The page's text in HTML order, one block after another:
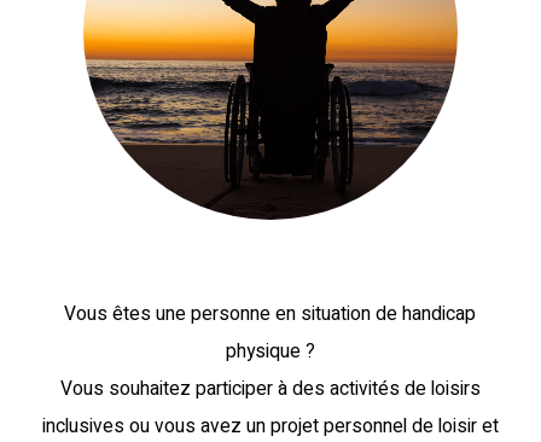
Vous êtes une personne en situation de handicap
physique ?
Vous souhaitez participer à des activités de loisirs
inclusives ou vous avez un projet personnel de loisir et